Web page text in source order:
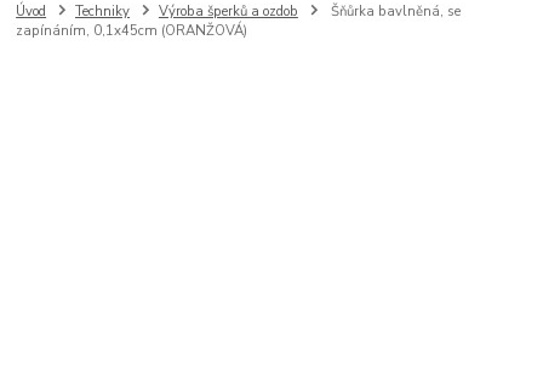
Úvod Techniky Výroba šperků a ozdob
Šňůrka bavlněná, se
zapínáním, 0,1x45cm (ORANŽOVÁ)